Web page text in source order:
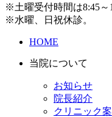
※土曜受付時間は8:45～
※水曜、日祝休診。
HOME
当院について
お知らせ
院長紹介
クリニック